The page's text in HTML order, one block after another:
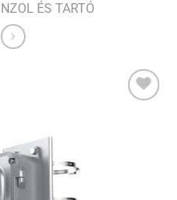
ÉS TARTÓ